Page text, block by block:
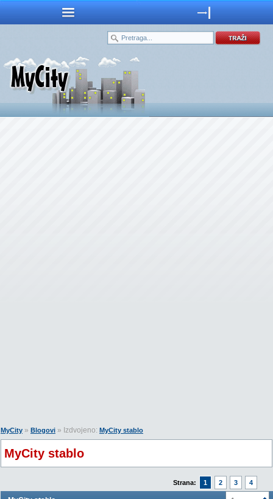
MyCity » Blogovi » Izdvojeno: MyCity stablo
MyCity stablo
Strana: 1 2 3 4